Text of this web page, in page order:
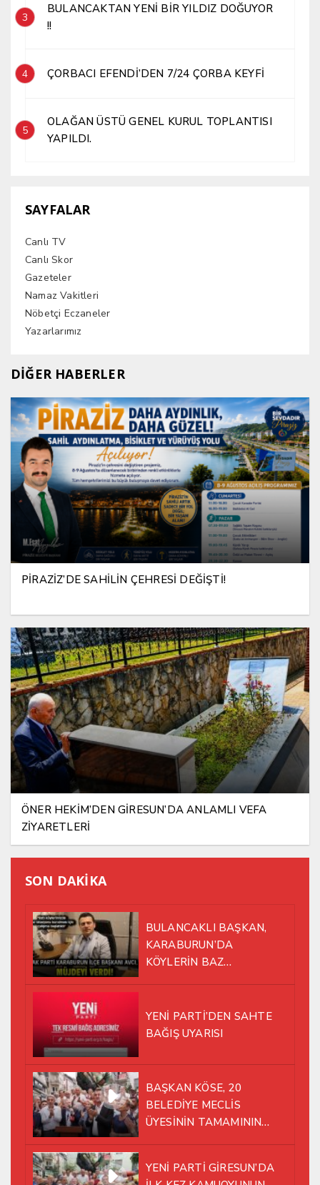
3
BULANCAKTAN YENİ BİR YILDIZ DOĞUYOR
!!
4 ÇORBACI EFENDİ’DEN 7/24 ÇORBA KEYFİ
5
OLAĞAN ÜSTÜ GENEL KURUL TOPLANTISI
YAPILDI.
SAYFALAR
Canlı TV
Canlı Skor
Gazeteler
Namaz Vakitleri
Nöbetçi Eczaneler
Yazarlarımız
DİĞER HABERLER
PİRAZİZ’DE SAHİLİN ÇEHRESİ DEĞİŞTİ!
ÖNER HEKİM’DEN GİRESUN’DA ANLAMLI VEFA
ZİYARETLERİ
SON DAKİKA
BULANCAKLI BAŞKAN,
KARABURUN’DA
KÖYLERİN BAZ
YENİ PARTİ’DEN SAHTE
BAĞIŞ UYARISI
BAŞKAN KÖSE, 20
BELEDİYE MECLİS
ÜYESİNİN TAMAMININ
YÜRÜMEYE KARAR VERDİK
YENİ PARTİ GİRESUN’DA